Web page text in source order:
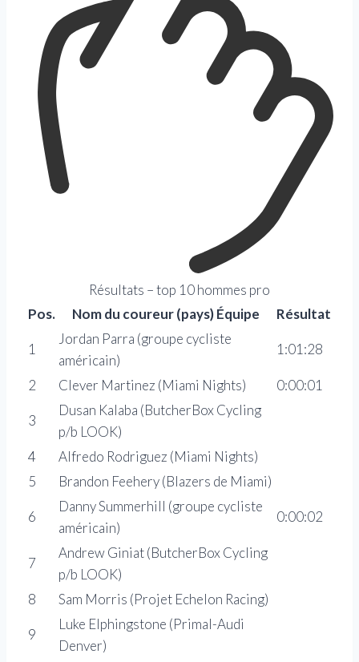
Résultats – top 10 hommes pro
Pos.
Nom du coureur (pays) Équipe Résultat
1
Jordan Parra (groupe cycliste
américain)
1:01:28
2 Clever Martinez (Miami Nights) 0:00:01
3
Dusan Kalaba (ButcherBox Cycling
p/b LOOK)
4
Alfredo Rodriguez (Miami Nights)
5
Brandon Feehery (Blazers de Miami)
6
Danny Summerhill (groupe cycliste
américain)
0:00:02
7
Andrew Giniat (ButcherBox Cycling
p/b LOOK)
8
Sam Morris (Projet Echelon Racing)
9
Luke Elphingstone (Primal-Audi
Denver)